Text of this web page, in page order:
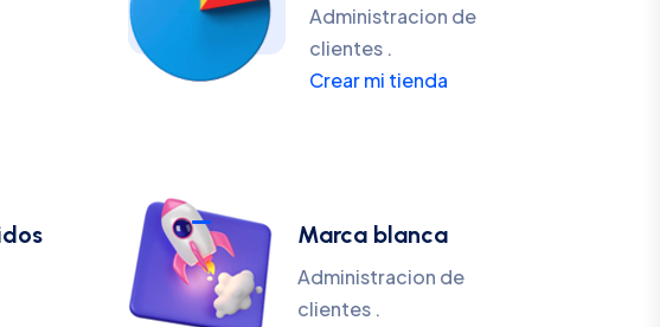
Administracion de
clientes .
Crear mi tienda
Marca blanca
Administracion de
clientes .